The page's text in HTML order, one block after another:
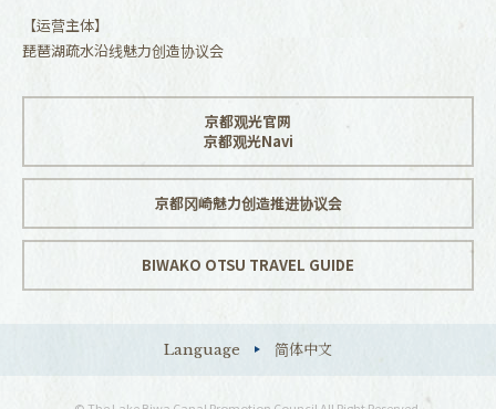
【运营主体】
琵琶湖疏水沿线魅力创造协议会
京都观光官网
京都观光Navi
京都冈崎魅力创造推进协议会
BIWAKO OTSU TRAVEL GUIDE
Language 简体中文